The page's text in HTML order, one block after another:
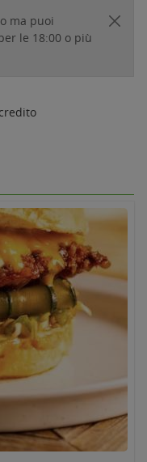
ma puoi
le 18:00 o più